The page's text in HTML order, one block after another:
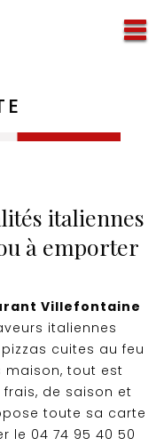
italiennes
à emporter
Villefontaine
italiennes
cuites au feu
maison, tout est
de saison et
toute sa carte
le 04 74 95 40 50